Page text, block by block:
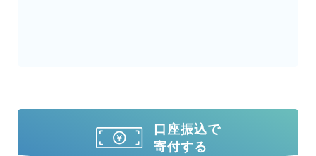
口座振込で
寄付する